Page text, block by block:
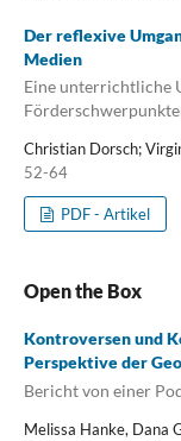
Der reflexive
Medien
Eine unterrichtliche
Christian Dorsch;
52-64
PDF - Artikel
Open the Box
Kontroversen und
Perspektive der
Bericht von einer
Melissa Hanke, Dana